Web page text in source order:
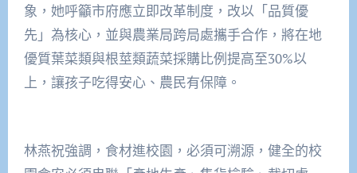
象，她呼籲市府應立即改革制度，改以「品質優
先」為核心，並與農業局跨局處攜手合作，將在地
優質葉菜類與根莖類蔬菜採購比例提高至30%以
上，讓孩子吃得安心、農民有保障。
林燕祝強調，食材進校園，必須可溯源，健全的校